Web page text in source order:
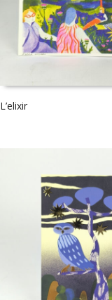
L’elixir